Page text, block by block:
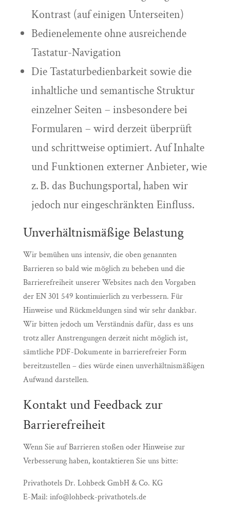
Kontrast (auf einigen Unterseiten)
Bedienelemente ohne ausreichende
Tastatur-Navigation
Die Tastaturbedienbarkeit sowie die
inhaltliche und semantische Struktur
einzelner Seiten – insbesondere bei
Formularen – wird derzeit überprüft
und schrittweise optimiert. Auf Inhalte
und Funktionen externer Anbieter, wie
z. B. das Buchungsportal, haben wir
jedoch nur eingeschränkten Einfluss.
Unverhältnismäßige Belastung
Wir bemühen uns intensiv, die oben genannten
Barrieren so bald wie möglich zu beheben und die
Barrierefreiheit unserer Websites nach den Vorgaben
der EN 301 549 kontinuierlich zu verbessern. Für
Hinweise und Rückmeldungen sind wir sehr dankbar.
Wir bitten jedoch um Verständnis dafür, dass es uns
trotz aller Anstrengungen derzeit nicht möglich ist,
sämtliche PDF-Dokumente in barrierefreier Form
bereitzustellen – dies würde einen unverhältnismäßigen
Aufwand darstellen.
Kontakt und Feedback zur
Barrierefreiheit
Wenn Sie auf Barrieren stoßen oder Hinweise zur
Verbesserung haben, kontaktieren Sie uns bitte:
Privathotels Dr. Lohbeck GmbH & Co. KG
E-Mail: info@lohbeck-privathotels.de